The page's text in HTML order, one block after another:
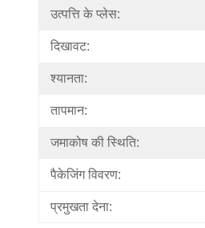
उत्पत्ति के प्लेस:
दिखावट:
श्यानता:
तापमान:
जमाकोष की स्थिति:
पैकेजिंग विवरण:
प्रमुखता देना: